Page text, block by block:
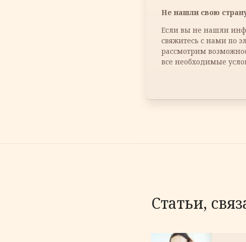
Не нашли свою
Если вы не нашли
свяжитесь с нами по
рассмотрим
все необходимые
Статьи,